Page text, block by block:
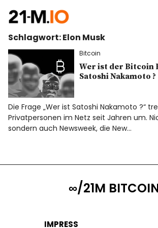
∞/21M BITCOIN
BEGINN
BITCOIN
ANALYSEN
NEWS
Schlagwort:Elon Musk
Bitcoin
Wer ist der Bitcoin
Satoshi Nakamoto ?
Die Frage „Wer ist Satoshi Nakamoto ?“
Privatpersonen im Netz seit Jahren um.
sondern auch Newsweek, die New…
∞/21M
IMPRESS